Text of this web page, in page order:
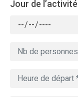
Jour de l’activité